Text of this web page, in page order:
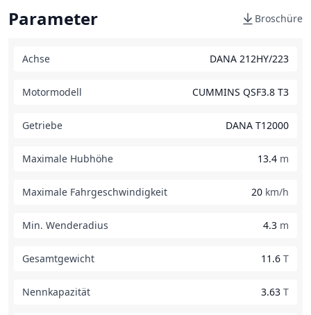
Parameter Broschüre
Achse DANA 212HY/223
Motormodell CUMMINS QSF3.8 T3
Getriebe DANA T12000
Maximale Hubhöhe 13.4 m
Maximale Fahrgeschwindigkeit 20 km/h
Min. Wenderadius 4.3 m
Gesamtgewicht 11.6 T
Nennkapazität 3.63 T